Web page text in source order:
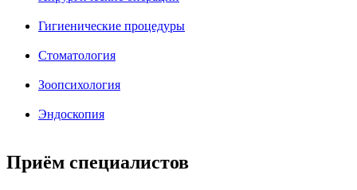
Гигиенические процедуры
Стоматология
Зоопсихология
Эндоскопия
Приём специалистов